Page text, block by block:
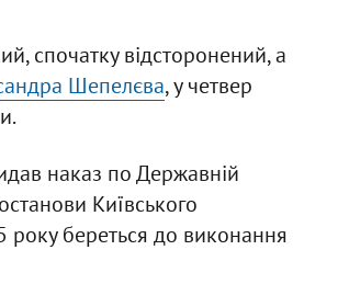
спочатку відсторонений, а
Шепелєва, у четвер
наказ по Державній
Київського
року береться до виконання